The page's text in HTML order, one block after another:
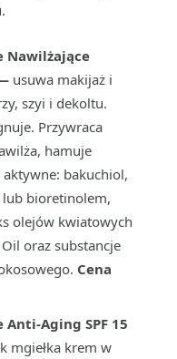
Nawilżające
usuwa makijaż i
szyi i dekoltu.
Przywraca
hamuje
aktywne: bakuchiol,
bioretinolem,
olejów kwiatowych
oraz substancje
Cena
Aging SPF 15
mgiełka krem w